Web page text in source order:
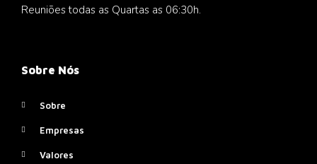
Reuniões todas as Quartas as 06:30h.
Sobre Nós
Sobre
Empresas
Valores